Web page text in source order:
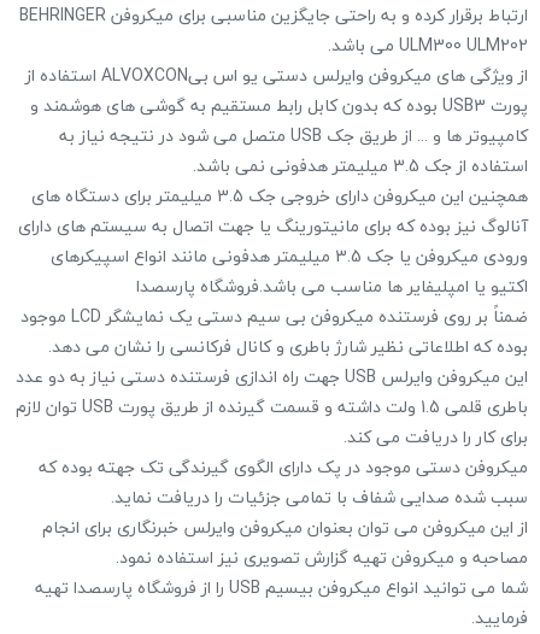
ارتباط برقرار کرده و به راحتی جایگزین مناسبی برای میکروفن BEHRINGER
ULM300 ULM202 می باشد.
از ویژگی های میکروفن وایرلس دستی یو اس بیALVOXCON استفاده از
پورت USB3 بوده که بدون کابل رابط مستقیم به گوشی های هوشمند و
کامپیوتر ها و ... از طریق جک USB متصل می شود در نتیجه نیاز به
استفاده از جک 3.5 میلیمتر هدفونی نمی باشد.
همچنین این میکروفن دارای خروجی جک 3.5 میلیمتر برای دستگاه های
آنالوگ نیز بوده که برای مانیتورینگ یا جهت اتصال به سیستم های دارای
ورودی میکروفن یا جک 3.5 میلیمتر هدفونی مانند انواع اسپیکرهای
اکتیو یا امپلیفایر ها مناسب می باشد.فروشگاه پارسصدا
ضمناً بر روی فرستنده میکروفن بی سیم دستی یک نمایشگر LCD موجود
بوده که اطلاعاتی نظیر شارژ باطری و کانال فرکانسی را نشان می دهد.
این میکروفن وایرلس USB جهت راه اندازی فرستنده دستی نیاز به دو عدد
باطری قلمی 1.5 ولت داشته و قسمت گیرنده از طریق پورت USB توان لازم
برای کار را دریافت می کند.
میکروفن دستی موجود در پک دارای الگوی گیرندگی تک جهته بوده که
سبب شده صدایی شفاف با تمامی جزئیات را دریافت نماید.
از این میکروفن می توان بعنوان میکروفن وایرلس خبرنگاری برای انجام
مصاحبه و میکروفن تهیه گزارش تصویری نیز استفاده نمود.
شما می توانید انواع میکروفن بیسیم USB را از فروشگاه پارسصدا تهیه
فرمایید.